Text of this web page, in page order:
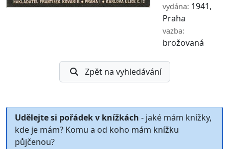
vydána: 1941,
Praha
vazba:
brožovaná
Zpět na vyhledávání
Udělejte si pořádek v knížkách - jaké mám knížky,
kde je mám? Komu a od koho mám knížku
půjčenou?